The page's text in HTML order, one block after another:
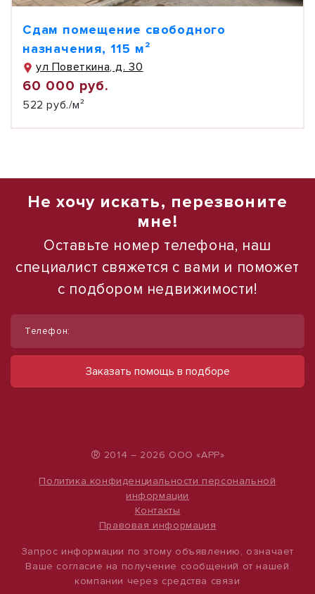
Сдам помещение свободного
назначения, 115 м²
ул Поветкина, д. 30
60 000 руб.
522 руб./м²
Не хочу искать, перезвоните
мне!
Оставьте номер телефона, наш
специалист свяжется с вами и поможет
с подбором недвижимости!
Телефон:
Заказать помощь в подборе
® 2014 – 2026 ООО «АРР»
Политика конфиденциальности персональной
информации
Контакты
Правовая информация
Запрос информации по этому объявлению, означает
Ваше согласие на получение сообщений от нашей
компании через средства связи